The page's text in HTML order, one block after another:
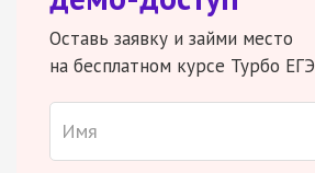
Оставь заявку и займи место
на бесплатном курсе Турбо ЕГЭ